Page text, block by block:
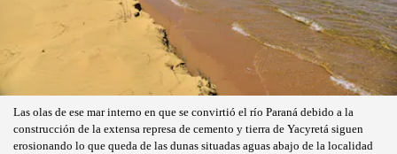
Las olas de ese mar interno en que se convirtió el río Paraná debido a la
construcción de la extensa represa de cemento y tierra de Yacyretá siguen
erosionando lo que queda de las dunas situadas aguas abajo de la localidad